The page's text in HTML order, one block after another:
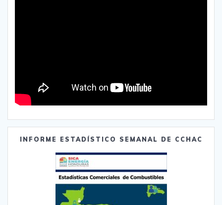
INFORME ESTADÍSTICO SEMANAL DE CCHAC